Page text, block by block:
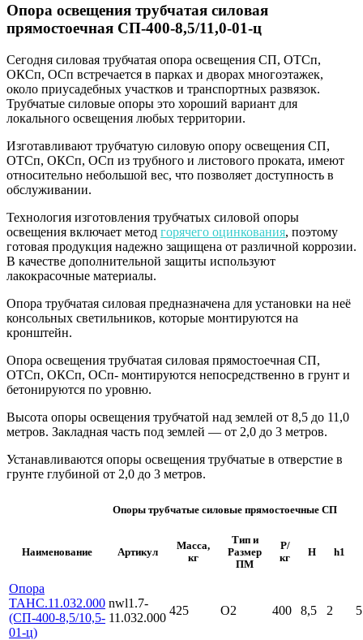
ц
Опора освещения трубчатая силовая
прямостоечная СП-400-8,5/11,0-01-ц
Сегодня силовая трубчатая опора освещения СП, ОТСп,
ОКСп, ОСп встречается в парках и дворах многоэтажек,
около приусадебных участков и транспортных развязок.
Трубчатые силовые опоры это хороший вариант для
локального освещения любых территории.
Изготавливают трубчатую силовую опору освещения СП,
ОТСп, ОКСп, ОСп из трубного и листового проката, имеют
относительно небольшой вес, что позволяет доступность в
обслуживании.
Технология изготовления трубчатых силовой опоры
освещения включает метод горячего оцинкования, поэтому
готовая продукция надежно защищена от различной коррозии.
В качестве дополнительной защиты используют
лакокрасочные материалы.
Опора трубчатая силовая предназначена для установки на неё
консольных светильников, которые монтируются на
кронштейн.
Опора освещения трубчатая силовая прямостоечная СП,
ОТСп, ОКСп, ОСп- монтируются непосредственно в грунт и
бетонируются по уровню.
Высота опоры освещения трубчатой над землей от 8,5 до 11,0
метров. Закладная часть под землей — от 2,0 до 3 метров.
Устанавливаются опоры освещения трубчатые в отверстие в
грунте глубиной от 2,0 до 3 метров.
Опоры трубчатые силовые прямостоечные СП
Наименование Артикул
Масса,
кг
Тип и
Размер
ПМ
P/
кг
H h1
Опора
ТАНС.11.032.000
(СП-400-8,5/10,5-
01-ц)
nwl1.7-
11.032.000
425 О2 400 8,5 2 5